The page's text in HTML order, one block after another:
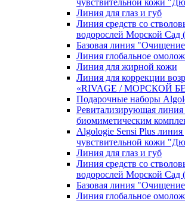
чувcтвительной кожи
Линия для глаз и губ
Линия средств со
водорослей Морской Сад
Базовая линия
Линия глобальное
Линия для жирной кожи
Линия для коррекции
«RIVAGE / МОРСКОЙ
Подарочные наборы
Ревитализирующая
биомиметическим
Algologie Sensi Plus линия
чувcтвительной кожи
Линия для глаз и губ
Линия средств со
водорослей Морской Сад
Базовая линия
Линия глобальное